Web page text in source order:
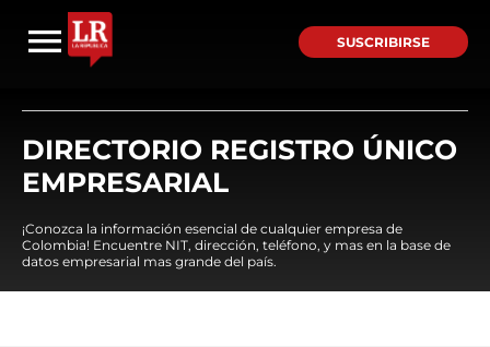
SUSCRIBIRSE
DIRECTORIO REGISTRO ÚNICO
EMPRESARIAL
¡Conozca la información esencial de cualquier empresa de
Colombia! Encuentre NIT, dirección, teléfono, y mas en la base de
datos empresarial mas grande del país.